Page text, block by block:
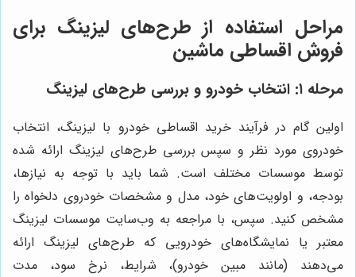
مراحل استفاده از طرح‌های لیزینگ برای
فروش اقساطی ماشین
مرحله ۱: انتخاب خودرو و بررسی طرح‌های لیزینگ
اولین گام در فرآیند خرید اقساطی خودرو با لیزینگ، انتخاب
خودروی مورد نظر و سپس بررسی طرح‌های لیزینگ ارائه شده
توسط موسسات مختلف است. شما باید با توجه به نیازها،
بودجه، و اولویت‌های خود، مدل و مشخصات خودروی دلخواه را
مشخص کنید. سپس، با مراجعه به وب‌سایت موسسات لیزینگ
معتبر یا نمایشگاه‌های خودرویی که طرح‌های لیزینگ ارائه
می‌دهند (مانند مبین خودرو)، شرایط، نرخ سود، مدت